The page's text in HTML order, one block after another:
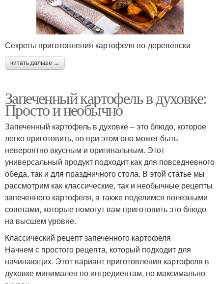
Секреты приготовления картофеля по-деревенски
читать дальше →
Запеченный картофель в духовке:
Просто и необычно
Запеченный картофель в духовке – это блюдо, которое
легко приготовить, но при этом оно может быть
невероятно вкусным и оригинальным. Этот
универсальный продукт подходит как для повседневного
обеда, так и для праздничного стола. В этой статье мы
рассмотрим как классические, так и необычные рецепты
запеченного картофеля, а также поделимся полезными
советами, которые помогут вам приготовить это блюдо
на высшем уровне.
Классический рецепт запеченного картофеля
Начнем с простого рецепта, который подходит для
начинающих. Этот вариант приготовления картофеля в
духовке минимален по ингредиентам, но максимально